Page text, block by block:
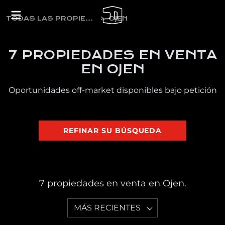
TODAS LAS PROPIEDADES EN VENTA OJEN
7 PROPIEDADES EN VENTA
EN OJEN
Oportunidades off-market disponibles bajo petición
REFINAR SU BÚSQUEDA
7 propiedades en venta en Ojen.
MÁS RECIENTES